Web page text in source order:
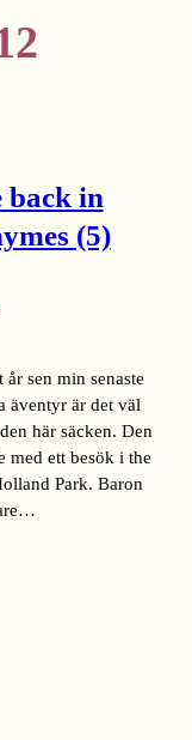
back in
(5)
sen min senaste
äventyr är det väl
här säcken. Den
med ett besök i the
Park. Baron